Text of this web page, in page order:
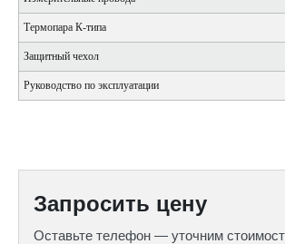
Термопара К-типа
Защитный чехол
Руководство по эксплуатации
Запросить цену
Оставьте телефон — уточним